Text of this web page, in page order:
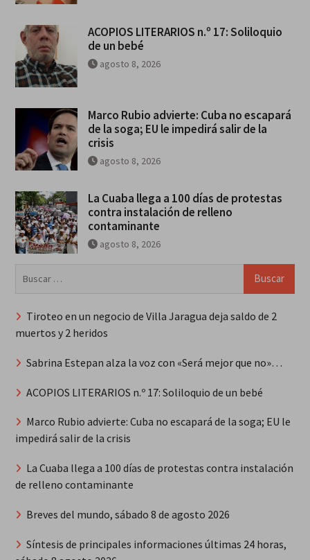
ACOPIOS LITERARIOS n.º 17: Soliloquio
de un bebé
agosto 8, 2026
Marco Rubio advierte: Cuba no escapará
de la soga; EU le impedirá salir de la
crisis
agosto 8, 2026
La Cuaba llega a 100 días de protestas
contra instalación de relleno
contaminante
agosto 8, 2026
Tiroteo en un negocio de Villa Jaragua deja saldo de 2
muertos y 2 heridos
Sabrina Estepan alza la voz con «Será mejor que no»…
ACOPIOS LITERARIOS n.º 17: Soliloquio de un bebé
Marco Rubio advierte: Cuba no escapará de la soga; EU le
impedirá salir de la crisis
La Cuaba llega a 100 días de protestas contra instalación
de relleno contaminante
Breves del mundo, sábado 8 de agosto 2026
Síntesis de principales informaciones últimas 24 horas,